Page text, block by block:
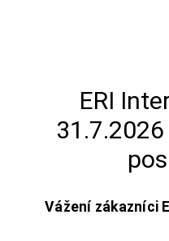
ERI
Vážení zákazníci